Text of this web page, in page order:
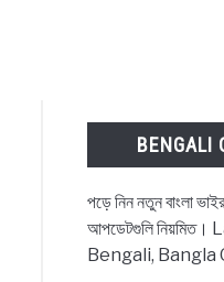
BENGALI
পড়ে নিন নতুন বাংলা
আপডেটগুলি
Bengali, Bangla